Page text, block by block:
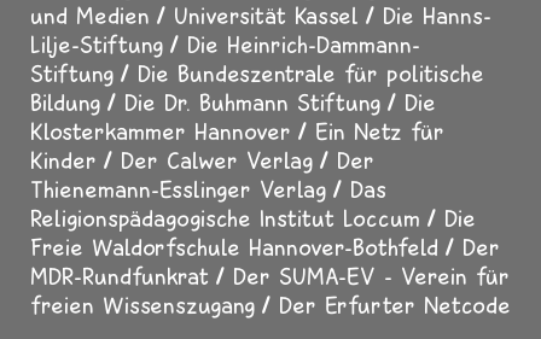
und Medien
Universität Kassel
Die Hanns-
Lilje-Stiftung
Die Heinrich-Dammann-
Stiftung
Die Bundeszentrale für politische
Bildung
Die Dr. Buhmann Stiftung
Die
Klosterkammer Hannover
Ein Netz für
Kinder
Der Calwer Verlag
Der
Thienemann-Esslinger Verlag
Das
Religionspädagogische Institut Loccum
Die
Freie Waldorfschule Hannover-Bothfeld
Der
MDR-Rundfunkrat
Der SUMA-EV - Verein für
freien Wissenszugang
Der Erfurter Netcode